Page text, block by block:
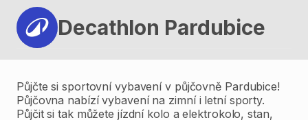
Decathlon Pardubice
Půjčte si sportovní vybavení v půjčovně Pardubice!
Půjčovna nabízí vybavení na zimní i letní sporty.
Půjčit si tak můžete jízdní kolo a elektrokolo, stan,